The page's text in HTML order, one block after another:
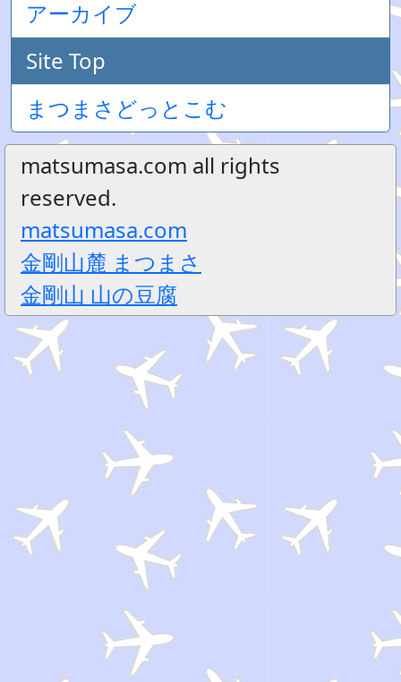
アーカイブ
Site Top
まつまさどっとこむ
matsumasa.com all rights
reserved.
matsumasa.com
金剛山麓 まつまさ
金剛山 山の豆腐